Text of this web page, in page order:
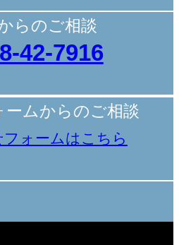
らのご相談
42-7916
ームからのご相談
フォームはこちら